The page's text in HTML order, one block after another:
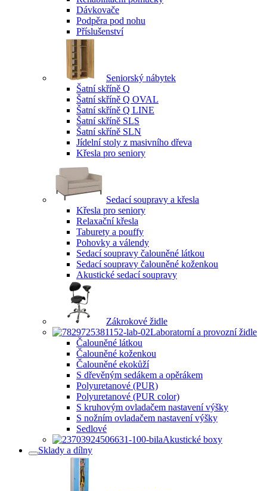
Dávkovače
Podpěra pod nohu
Příslušenství
Seniorský nábytek
Šatní skříně Q
Šatní skříně Q OVAL
Šatní skříně Q LINE
Šatní skříně SLS
Šatní skříně SLN
Jídelní stoly z masivního dřeva
Křesla pro seniory
Sedací soupravy a křesla
Křesla pro seniory
Relaxační křesla
Taburety a pouffy
Pohovky a válendy
Sedací soupravy čalouněné látkou
Sedací soupravy čalouněné koženkou
Akustické sedací soupravy
Zákrokové židle
Laboratorní a provozní židle
Čalouněné látkou
Čalouněné koženkou
Čalouněné ekokůží
S dřevěným sedákem a opěrákem
Polyuretanové (PUR)
Polyuretanové (PUR color)
S kruhovým ovladačem nastavení výšky
S nožním ovladačem nastavení výšky
Sedlové
Akustické boxy
Sklady a dílny